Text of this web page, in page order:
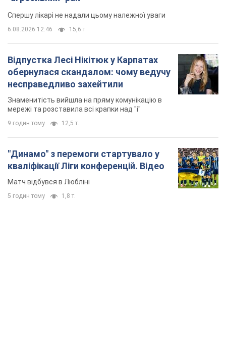
Спершу лікарі не надали цьому належної уваги
6.08.2026 12:46 15,6 т.
Відпустка Лесі Нікітюк у Карпатах
обернулася скандалом: чому ведучу
несправедливо захейтили
Знаменитість вийшла на пряму комунікацію в
мережі та розставила всі крапки над "і"
9 годин тому 12,5 т.
"Динамо" з перемоги стартувало у
кваліфікації Ліги конференцій. Відео
Матч відбувся в Любліні
5 годин тому 1,8 т.